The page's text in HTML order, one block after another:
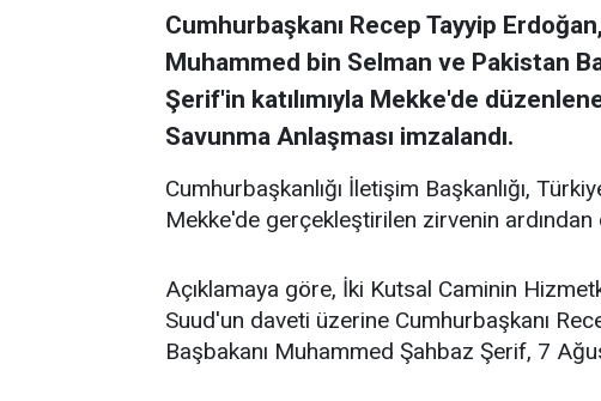
Cumhurbaşkanı Recep Tayyip
Muhammed bin Selman ve Pakistan
Şerif'in katılımıyla Mekke'de
Savunma Anlaşması imzalandı.
Cumhurbaşkanlığı İletişim Başkanlığı,
Mekke'de gerçekleştirilen zirvenin ardından
Açıklamaya göre, İki Kutsal Caminin
Suud'un daveti üzerine Cumhurbaşkanı
Başbakanı Muhammed Şahbaz Şerif, 7